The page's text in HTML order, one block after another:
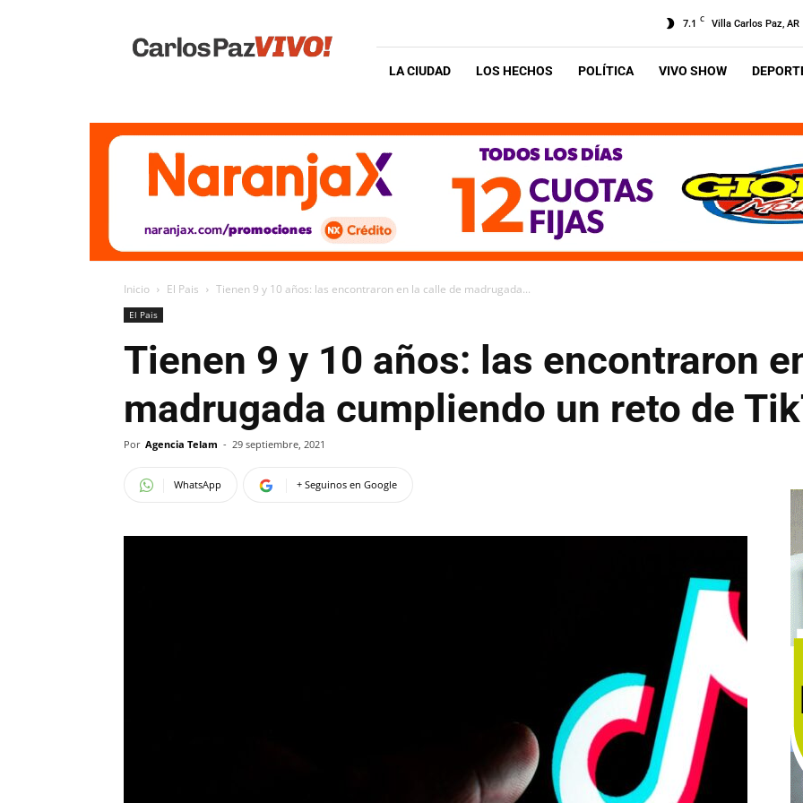
Vivo
7.1 C Villa Carlos Paz, AR
LA CIUDAD LOS HECHOS POLÍTICA VIVO SHOW
Inicio El Pais Tienen 9 y 10 años: las encontraron en la calle de madrugada...
El Pais
Tienen 9 y 10 años: las encontraron
madrugada cumpliendo un reto de
Por Agencia Telam - 29 septiembre, 2021
WhatsApp + Seguinos en Google